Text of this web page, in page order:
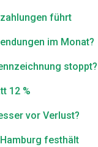
führt
im Monat?
stoppt?
12 %
vor Verlust?
festhält